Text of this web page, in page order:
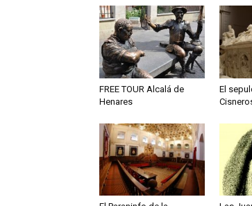
FREE TOUR Alcalá de
Henares
El